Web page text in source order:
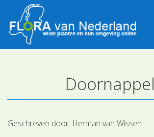
Plantengemeenschappen
Doornappel
Geschreven door: Herman van Wissen